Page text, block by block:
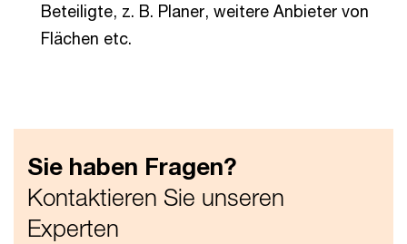
Beteiligte, z. B. Planer, weitere Anbieter von
Flächen etc.
Sie haben Fragen?
Kontaktieren Sie unseren
Experten